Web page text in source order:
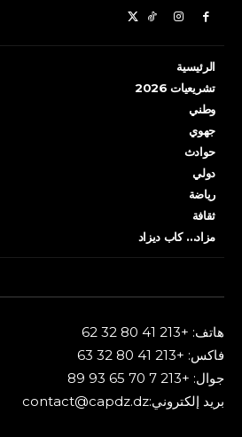
الرئيسية
تشريعيات 2026
وطني
جهوي
حوادث
دولي
رياضة
ثقافة
مزاد… كاب ديزاد
هاتف: +213 41 80 32 62
فاكس: +213 41 80 32 63
جوال: +213 7 70 65 93 89
بريد إلكتروني:contact@capdz.dz